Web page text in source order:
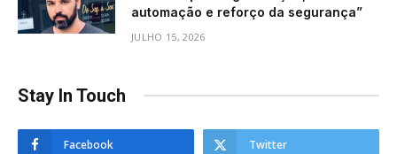
automação e reforço da segurança”
JULHO 15, 2026
Stay In Touch
Facebook Twitter